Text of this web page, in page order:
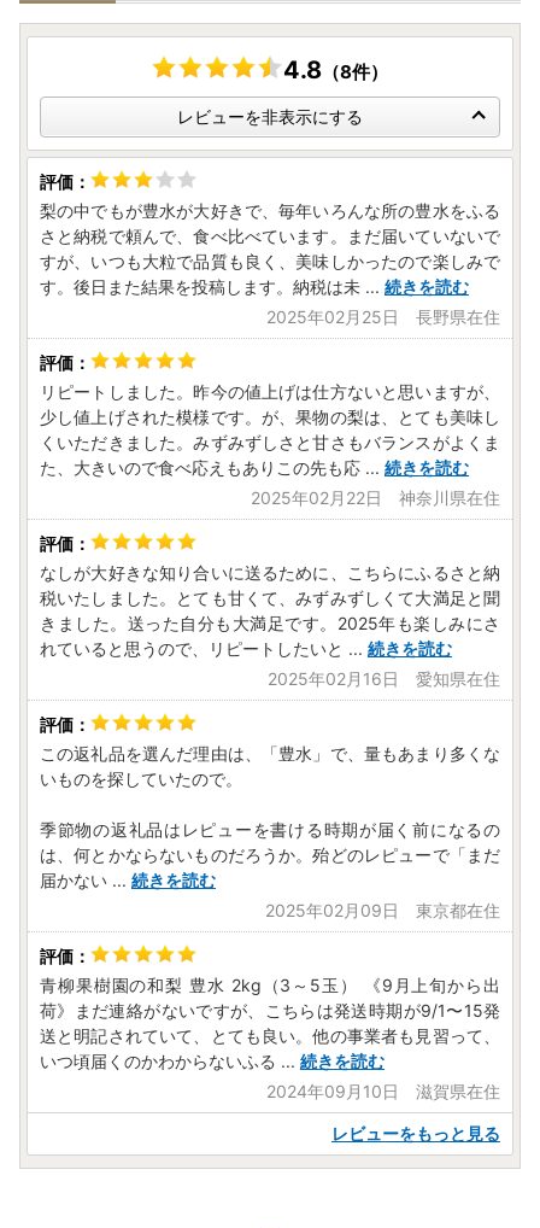
4.8 （8件）
レビューを非表示にする
梨の中でもが豊水が大好きで、毎年いろんな所の豊水をふる
さと納税で頼んで、食べ比べています。まだ届いていないで
すが、いつも大粒で品質も良く、美味しかったので楽しみで
す。後日また結果を投稿します。納税は未 ... 続きを読む
2025年02月25日 長野県在住
リピートしました。昨今の値上げは仕方ないと思いますが、
少し値上げされた模様です。が、果物の梨は、とても美味し
くいただきました。みずみずしさと甘さもバランスがよくま
た、大きいので食べ応えもありこの先も応 ... 続きを読む
2025年02月22日 神奈川県在住
なしが大好きな知り合いに送るために、こちらにふるさと納
税いたしました。とても甘くて、みずみずしくて大満足と聞
きました。送った自分も大満足です。2025年も楽しみにさ
れていると思うので、リピートしたいと ... 続きを読む
2025年02月16日 愛知県在住
この返礼品を選んだ理由は、「豊水」で、量もあまり多くな
いものを探していたので。
季節物の返礼品はレピューを書ける時期が届く前になるの
は、何とかならないものだろうか。殆どのレピューで「まだ
届かない ... 続きを読む
2025年02月09日 東京都在住
青柳果樹園の和梨 豊水 2kg（3～5玉） 《9月上旬から出
荷》まだ連絡がないですが、こちらは発送時期が9/1〜15発
送と明記されていて、とても良い。他の事業者も見習って、
いつ頃届くのかわからないふる ... 続きを読む
2024年09月10日 滋賀県在住
レビューをもっと見る